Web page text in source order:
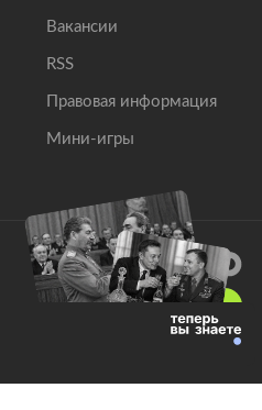
Вакансии
RSS
Правовая информация
Мини-игры
права защищены.